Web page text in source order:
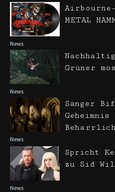
News
METAL
News
Grüner
News
Sänger
News
Spricht
zu Sid